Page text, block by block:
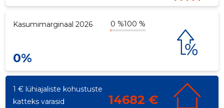
Kasumimarginaal 2026 0 %100 %
0%
1 € lühiajaliste kohustuste
katteks varasid
14682 €